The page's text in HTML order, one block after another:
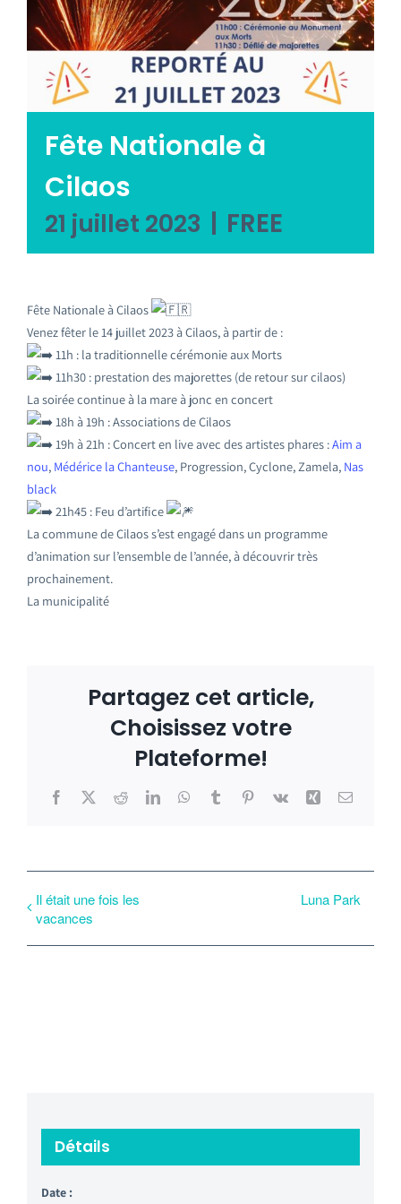
Emploi tourisme
Contact
Fête Nationale à
Cilaos
21 juillet 2023 | FREE
Fête Nationale à Cilaos
Venez fêter le 14 juillet 2023 à Cilaos, à partir de :
11h : la traditionnelle cérémonie aux Morts
11h30 : prestation des majorettes (de retour sur cilaos)
La soirée continue à la mare à jonc en concert
18h à 19h : Associations de Cilaos
19h à 21h : Concert en live avec des artistes phares :Aim a
nou, Médérice la Chanteuse, Progression, Cyclone, Zamela, Nas
black
21h45 : Feu d’artifice
La commune de Cilaos s’est engagé dans un programme
d’animation sur l’ensemble de l’année, à découvrir très
prochainement.
La municipalité
Partagez cet article,
Choisissez votre
Plateforme!
Facebook
X RedditLinkedInWhatsApp
TumblrPinterest
Vk Xing Email
Il était une fois les
vacances
Luna Park
Détails
Date :